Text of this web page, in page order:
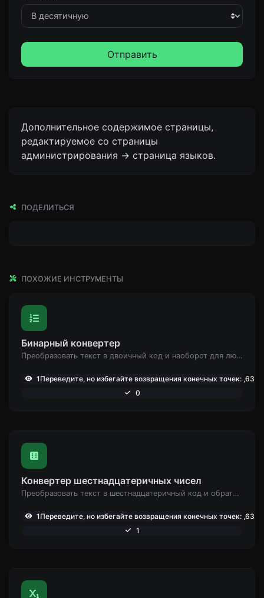
Отправить
Дополнительное содержимое страницы,
редактируемое со страницы
администрирования -> страница языков.
ПОДЕЛИТЬСЯ
ПОХОЖИЕ ИНСТРУМЕНТЫ
Бинарный конвертер
Преобразовать текст в двоичный код и наоборот для любой входной строки.
1Переведите, но избегайте возвращения конечных точек: ,632
0
Конвертер шестнадцатеричных чисел
Преобразовать текст в шестнадцатеричный код и обратно для любой входной строки.
1Переведите, но избегайте возвращения конечных точек: ,633
1